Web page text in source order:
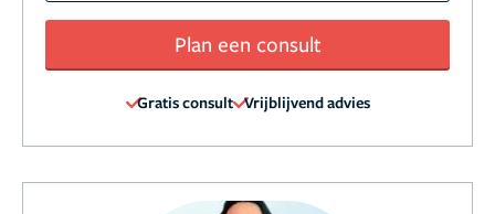
Plan een consult
Gratis consult Vrijblijvend advies